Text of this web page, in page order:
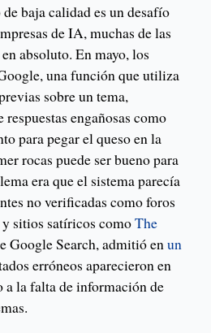
baja calidad es un desafío
de IA, muchas de las
absoluto. En mayo, los
una función que utiliza
sobre un tema,
engañosas como
para pegar el queso en la
rocas puede ser bueno para
era que el sistema parecía
no verificadas como foros
sitios satíricos comoThe
Google Search, admitió en un
erróneos aparecieron en
a la falta de información de